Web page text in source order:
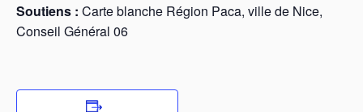
Soutiens : Carte blanche Région Paca, ville de Nice,
Conseil Général 06